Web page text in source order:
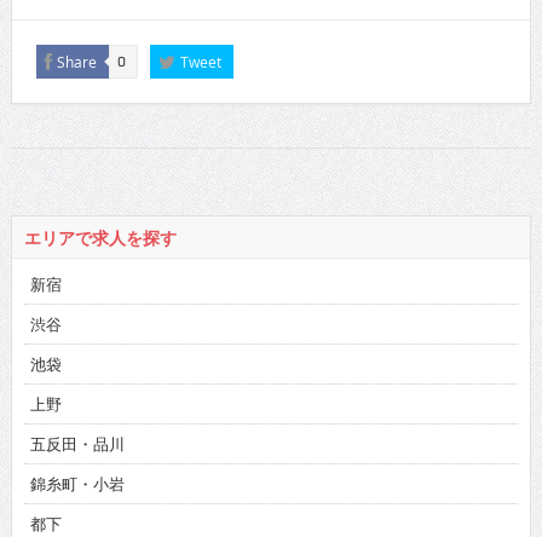
Share 0 Tweet
エリアで求人を探す
新宿
渋谷
池袋
上野
五反田・品川
錦糸町・小岩
都下